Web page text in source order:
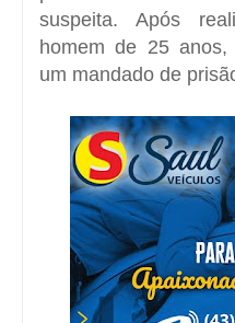
suspeita. Após
homem de 25 anos,
um mandado de